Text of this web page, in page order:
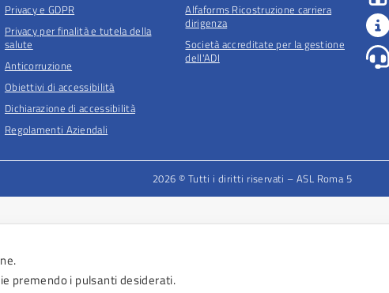
Privacy e GDPR
Privacy per finalità e tutela della
salute
Anticorruzione
Obiettivi di accessibilità
Dichiarazione di accessibilità
Regolamenti Aziendali
Alfaforms Ricostruzione carriera
dirigenza
Società accreditate per la gestione
dell'ADI
2026 © Tutti i diritti riservati – ASL Roma 5
premendo i pulsanti desiderati.